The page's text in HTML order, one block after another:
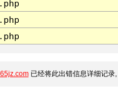
已经将此出错信息详细记录